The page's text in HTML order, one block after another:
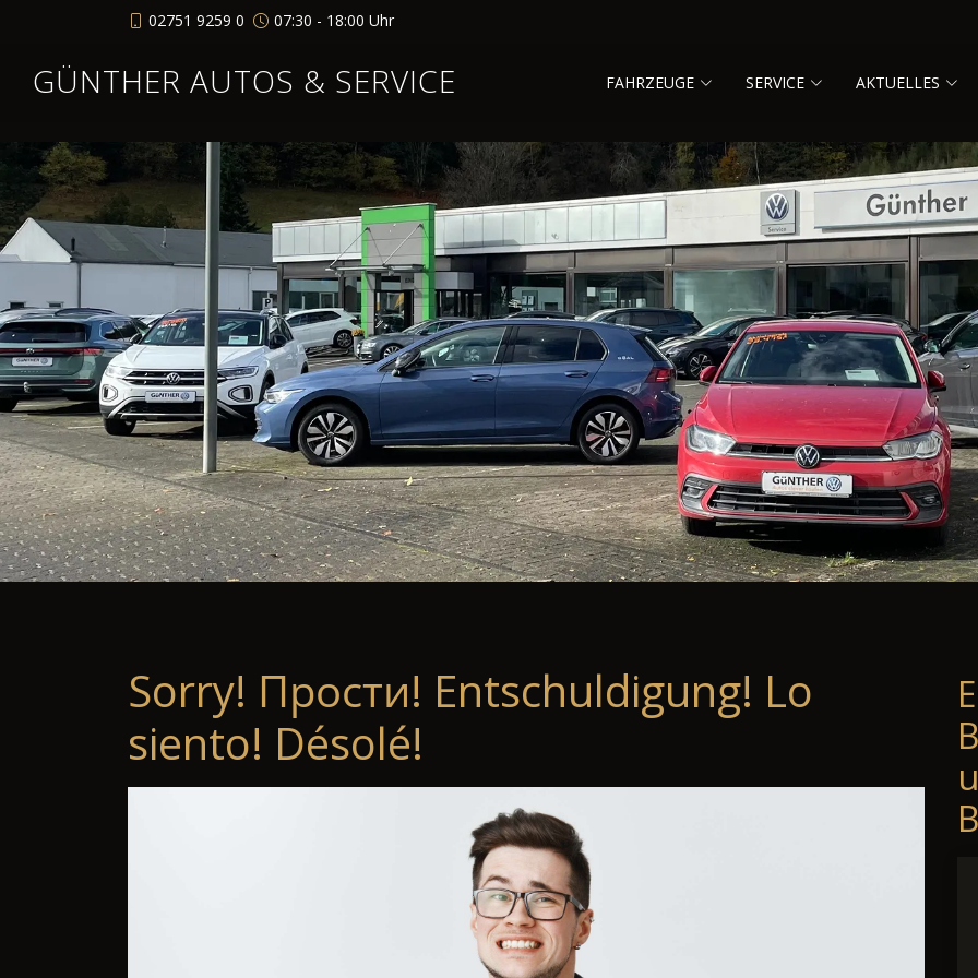
02751 9259 0 07:30 - 18:00 Uhr
GÜNTHER AUTOS & SERVICE FAHRZEUGE SERVICE AKTUELLES
Sorry! Прости! Entschuldigung! Lo
siento! Désolé!